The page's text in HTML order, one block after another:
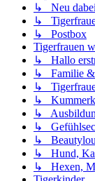
↳ Neu
↳
↳ Postbox
Tigerfrauen
↳ Hallo
↳ Familie &
↳
↳
↳
↳
↳
↳ Hund,
↳ Hexen,